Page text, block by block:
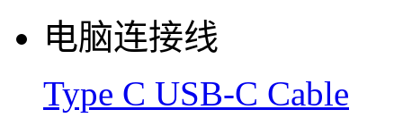
电脑连接线
Type C USB-C Cable